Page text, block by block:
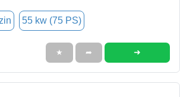
55 kw (75 PS)
★ ➦ ➜